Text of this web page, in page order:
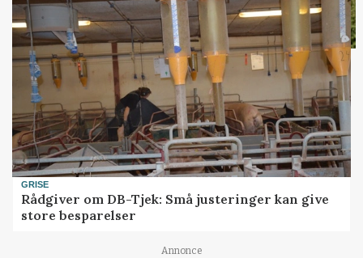
GRISE
Rådgiver om DB-Tjek: Små justeringer kan give
store besparelser
Annonce